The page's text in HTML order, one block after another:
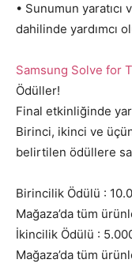
• Sunumun
dahilinde yardımcı
Samsung Solve for
Ödüller!
Final etkinliğinde
Birinci, ikinci ve
belirtilen ödüllere
Birincilik Ödülü :
Mağaza’da tüm
İkincilik Ödülü :
Mağaza’da tüm